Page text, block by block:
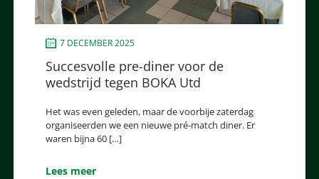
7 DECEMBER 2025
Succesvolle pre-diner voor de
wedstrijd tegen BOKA Utd
Het was even geleden, maar de voorbije zaterdag
organiseerden we een nieuwe pré-match diner. Er
waren bijna 60 […]
Lees meer